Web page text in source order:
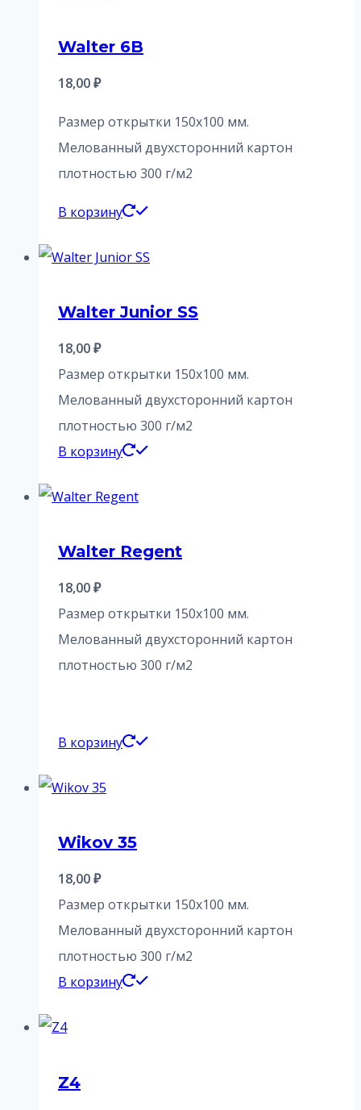
Walter 6B
18,00₽
Размер открытки 150х100 мм.
Мелованный двухсторонний картон
плотностью 300 г/м2
В корзину
Walter Junior SS
18,00₽
Размер открытки 150х100 мм.
Мелованный двухсторонний картон
плотностью 300 г/м2
В корзину
Walter Regent
18,00₽
Размер открытки 150х100 мм.
Мелованный двухсторонний картон
плотностью 300 г/м2
В корзину
Wikov 35
18,00₽
Размер открытки 150х100 мм.
Мелованный двухсторонний картон
плотностью 300 г/м2
В корзину
Z4